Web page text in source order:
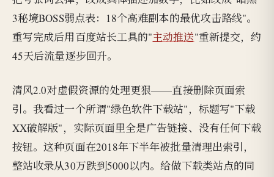
3秘境BOSS弱点表：18个高难副本的最优攻击路线"。
重写完成后用百度站长工具的"主动推送"重新提交，约
45天后流量逐步回升。
清风2.0对虚假资源的处理更狠——直接删除页面索
引。我看过一个所谓"绿色软件下载站"，标题写"下载
XX破解版"，实际页面里全是广告链接、没有任何下载
按钮。这种页面在2018年下半年被批量清理出索引，
整站收录从30万跌到5000以内。给做下载类站点的同